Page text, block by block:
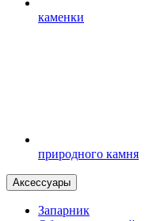
каменки
природного камня
Аксессуары
Запарник